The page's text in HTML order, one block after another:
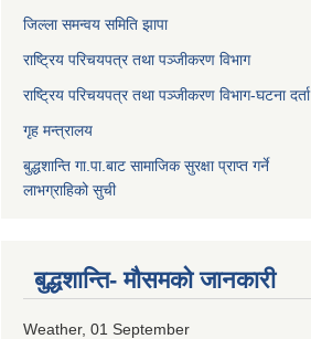
जिल्ला समन्वय समिति झापा
राष्ट्रिय परिचयपत्र तथा पञ्जीकरण विभाग
राष्ट्रिय परिचयपत्र तथा पञ्जीकरण विभाग-घटना दर्ता
गृह मन्त्रालय
बुद्धशान्ति गा.पा.बाट सामाजिक सुरक्षा प्राप्त गर्ने
लाभग्राहिको सुची
बुद्धशान्ति- मौसमको जानकारी
Weather, 01 September